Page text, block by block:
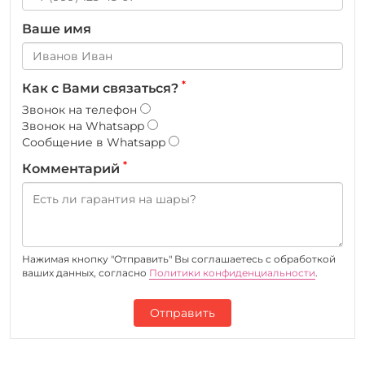
Ваше имя
Как с Вами связаться? *
Звонок на телефон
Звонок на Whatsapp
Сообщение в Whatsapp
Комментарий *
Нажимая кнопку "Отправить" Вы соглашаетесь c обработкой
ваших данных, согласно Политики конфиденциальности.
Отправить